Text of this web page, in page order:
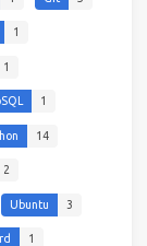
1
1
1
14
2
Ubuntu 3
1